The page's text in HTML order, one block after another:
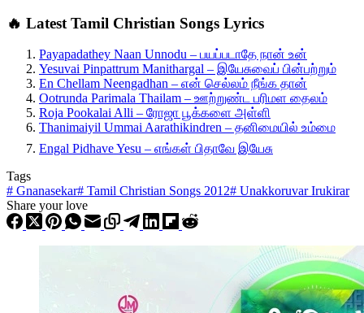
🔥 Latest Tamil Christian Songs Lyrics
Payapadathey Naan Unnodu – பயப்படாதே நான் உன்
Yesuvai Pinpattrum Manithargal – இயேசுவைப் பின்பற்றும்
En Chellam Neengadhan – என் செல்லம் நீங்க தான்
Ootrunda Parimala Thailam – ஊற்றுண்ட பரிமள தைலம்
Roja Pookalai Alli – ரோஜா பூக்களை அள்ளி
Thanimaiyil Ummai Aarathikindren – தனிமையில் உம்மை
Engal Pidhave Yesu – எங்கள் பிதாவே இயேசு
Tags
# Gnanasekar# Tamil Christian Songs 2012# Unakkoruvar Irukirar
Share your love